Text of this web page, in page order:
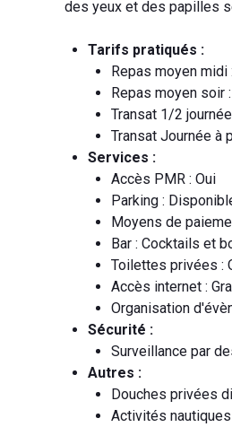
des yeux et des papilles
Tarifs pratiqués :
Repas moyen midi
Repas moyen soir
Transat 1/2
Transat Journée à
Services :
Accès PMR : Oui
Parking :
Moyens de
Bar : Cocktails et
Toilettes privées :
Accès internet :
Organisation
Sécurité :
Surveillance par
Autres :
Douches privées
Activités